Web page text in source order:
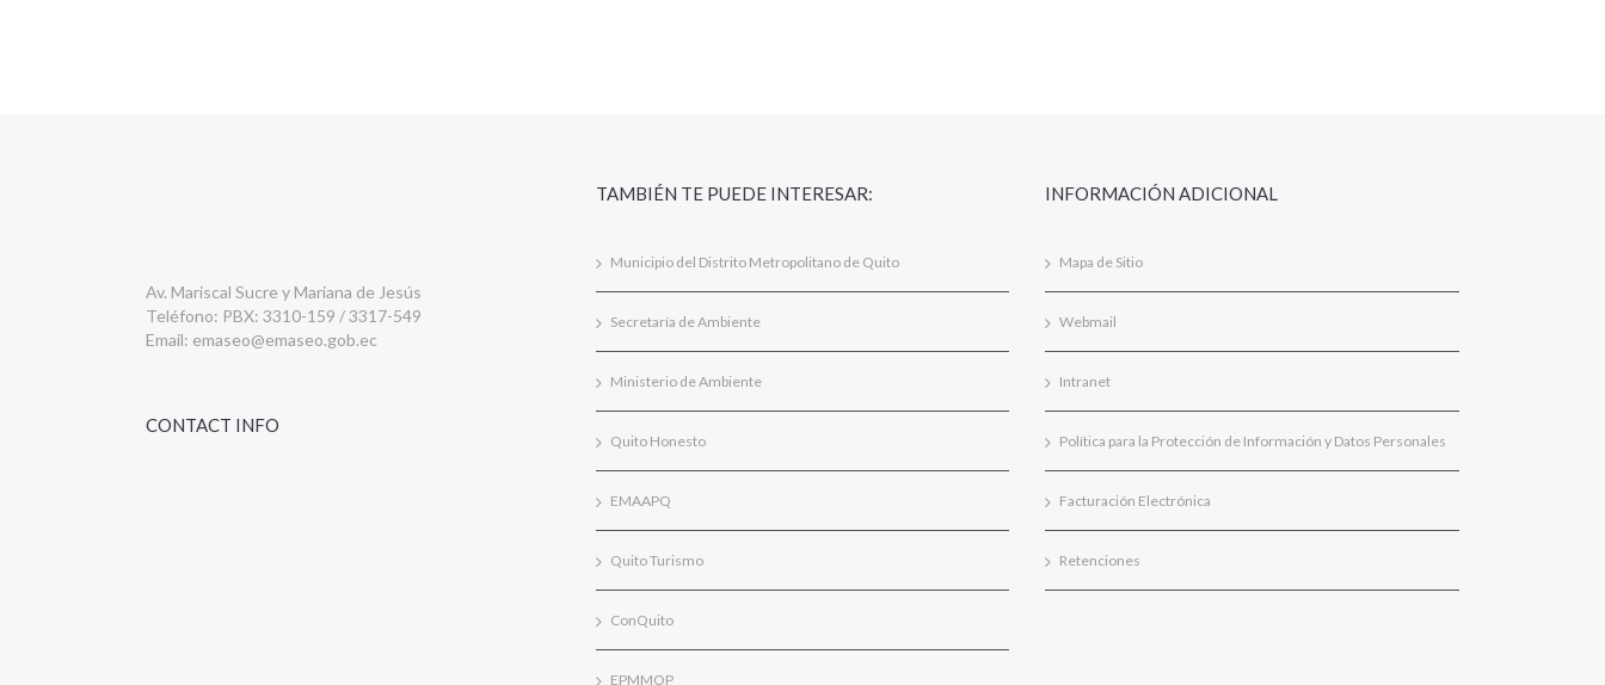
Av. Mariscal Sucre y Mariana de Jesús
Teléfono: PBX: 3310-159 / 3317-549
Email: emaseo@emaseo.gob.ec
CONTACT INFO
TAMBIÉN TE PUEDE INTERESAR:
Municipio del Distrito Metropolitano de Quito
Secretaría de Ambiente
Ministerio de Ambiente
Quito Honesto
EMAAPQ
Quito Turismo
ConQuito
EPMMOP
INFORMACIÓN ADICIONAL
Mapa de Sitio
Webmail
Intranet
Política para la Protección de Información y Datos Personales
Facturación Electrónica
Retenciones